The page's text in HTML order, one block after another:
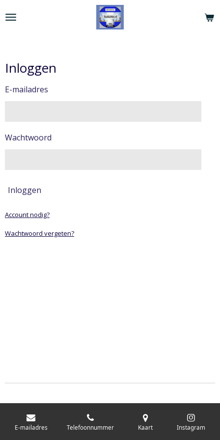
direct
Inloggen
E-mailadres
Wachtwoord
Inloggen
Account nodig?
Wachtwoord vergeten?
E-mailadres Telefoonnummer Kaart Instagram